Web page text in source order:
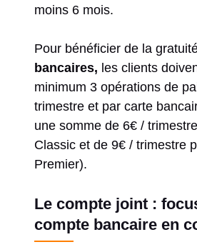
moins 6 mois.
Pour bénéficier de la
bancaires, les clients
minimum 3 opérations de
trimestre et par carte
une somme de 6€ /
Classic et de 9€ / trimestre
Premier).
Le compte joint :
compte bancaire en